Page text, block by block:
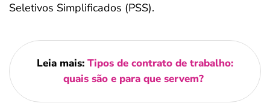
Seletivos Simplificados (PSS).
Leia mais: Tipos de contrato de trabalho:
quais são e para que servem?